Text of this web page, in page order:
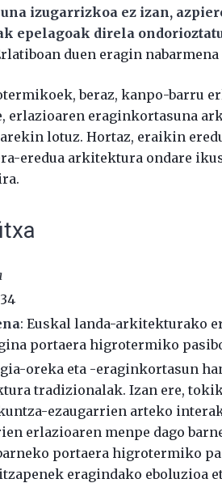
izugarrizkoa ez izan,
epelagoak direla
duen eragin
beraz, kanpo-barru
erlazioaren eraginkortasuna
lotuz. Hortaz, eraikin
eredua arkitektura ondare
: Euskal landa-arkitekturako
portaera higrotermiko
oreka eta -eraginkortasun
tradizionalak. Izan ere,
ezaugarrien arteko
erlazioaren menpe dago
portaera higrotermiko
eragindako eboluzioa